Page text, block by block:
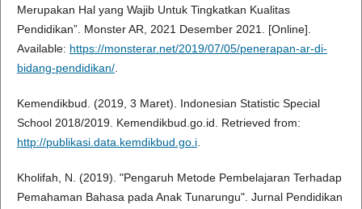
Merupakan Hal yang Wajib Untuk Tingkatkan Kualitas
Pendidikan”. Monster AR, 2021 Desember 2021. [Online].
Available: https://monsterar.net/2019/07/05/penerapan-ar-di-
bidang-pendidikan/.
Kemendikbud. (2019, 3 Maret). Indonesian Statistic Special
School 2018/2019. Kemendikbud.go.id. Retrieved from:
http://publikasi.data.kemdikbud.go.i.
Kholifah, N. (2019). "Pengaruh Metode Pembelajaran Terhadap
Pemahaman Bahasa pada Anak Tunarungu". Jurnal Pendidikan